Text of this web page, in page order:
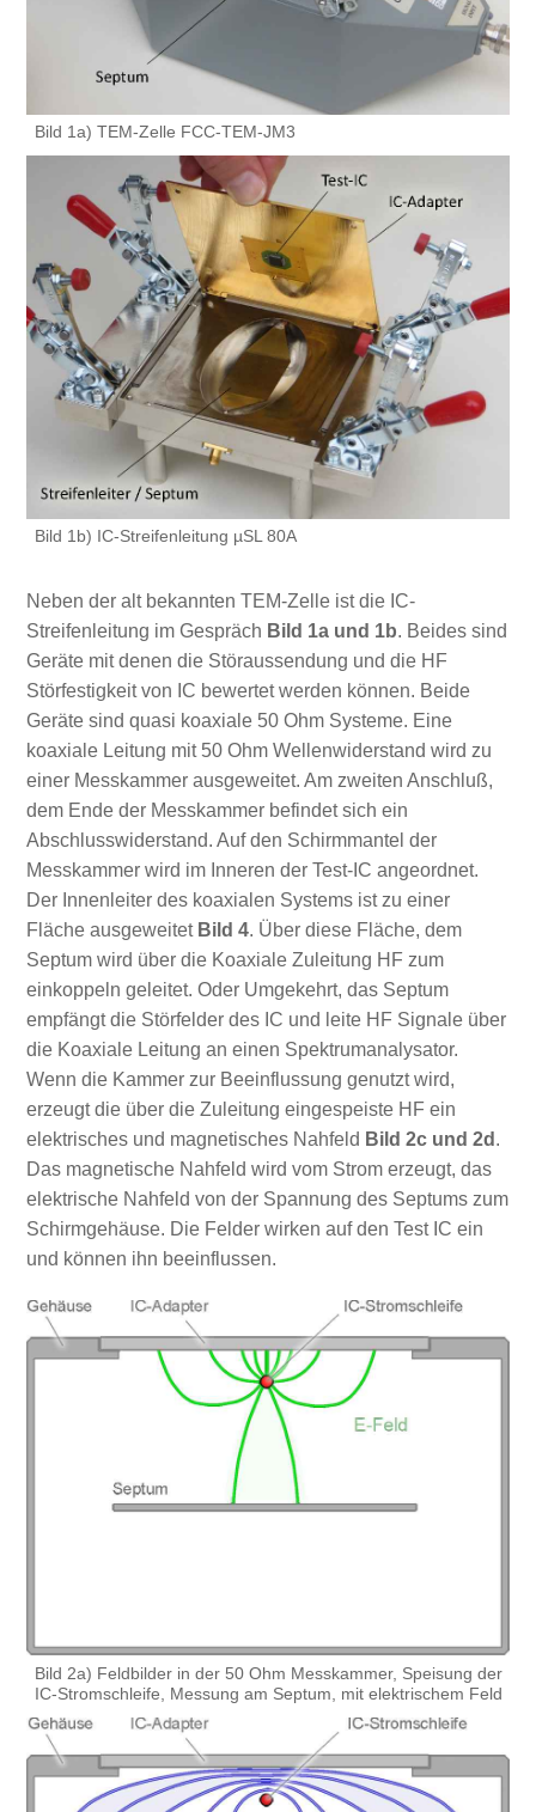
Bild 1a) TEM-Zelle FCC-TEM-JM3
Bild 1b) IC-Streifenleitung µSL 80A
Neben der alt bekannten TEM-Zelle ist die IC-
Streifenleitung im Gespräch Bild 1a und 1b. Beides sind
Geräte mit denen die Störaussendung und die HF
Störfestigkeit von IC bewertet werden können. Beide
Geräte sind quasi koaxiale 50 Ohm Systeme. Eine
koaxiale Leitung mit 50 Ohm Wellenwiderstand wird zu
einer Messkammer ausgeweitet. Am zweiten Anschluß,
dem Ende der Messkammer befindet sich ein
Abschlusswiderstand. Auf den Schirmmantel der
Messkammer wird im Inneren der Test-IC angeordnet.
Der Innenleiter des koaxialen Systems ist zu einer
Fläche ausgeweitet Bild 4. Über diese Fläche, dem
Septum wird über die Koaxiale Zuleitung HF zum
einkoppeln geleitet. Oder Umgekehrt, das Septum
empfängt die Störfelder des IC und leite HF Signale über
die Koaxiale Leitung an einen Spektrumanalysator.
Wenn die Kammer zur Beeinflussung genutzt wird,
erzeugt die über die Zuleitung eingespeiste HF ein
elektrisches und magnetisches Nahfeld Bild 2c und 2d .
Das magnetische Nahfeld wird vom Strom erzeugt, das
elektrische Nahfeld von der Spannung des Septums zum
Schirmgehäuse. Die Felder wirken auf den Test IC ein
und können ihn beeinflussen.
Bild 2a) Feldbilder in der 50 Ohm Messkammer, Speisung der
IC-Stromschleife, Messung am Septum, mit elektrischem Feld